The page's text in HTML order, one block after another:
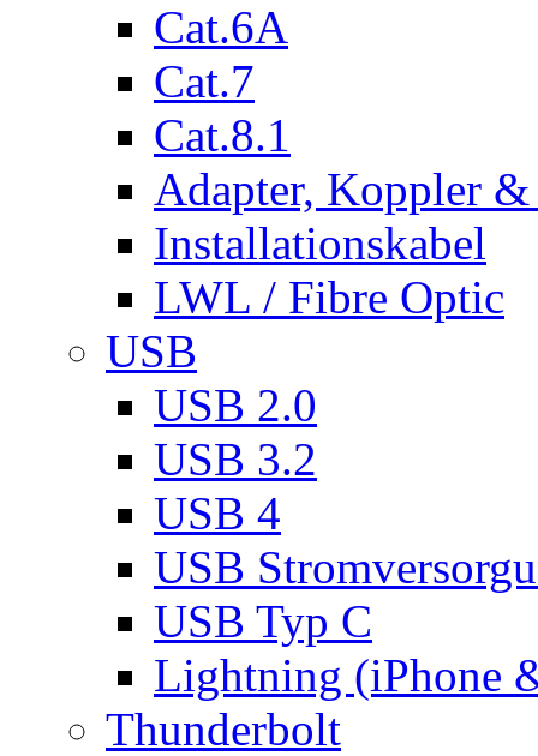
Cat.6A
Cat.7
Cat.8.1
Adapter, Koppler &
Installationskabel
LWL / Fibre Optic
USB
USB 2.0
USB 3.2
USB 4
USB
USB Typ C
Lightning (iPhone
Thunderbolt